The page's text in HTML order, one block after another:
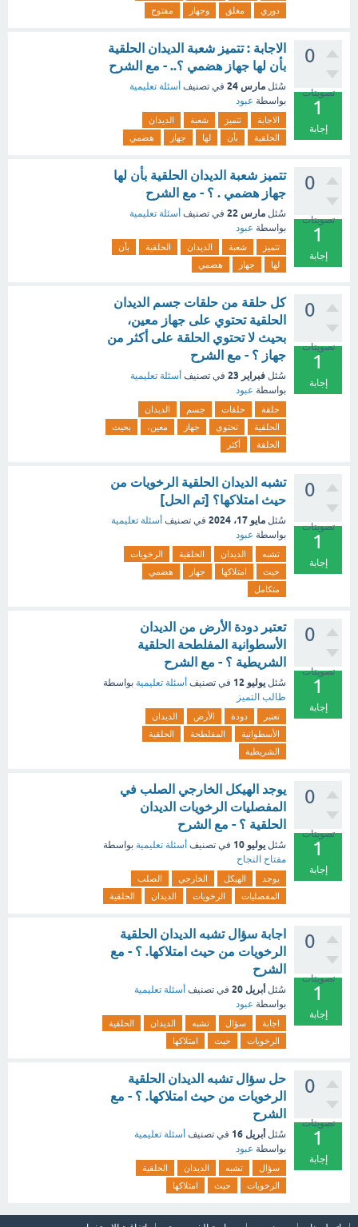
دوري
مغلق وجهاز مفتوح
0
تصويتات
1
إجابة
الاجابة : تتميز شعبة الديدان الحلقية
بأن لها جهاز هضمي ؟.. - مع الشرح
سُئل مارس 24 في تصنيف أسئلة تعليمية
بواسطة عبود
الاجابة تتميز شعبة
الديدان
الحلقية
بأن لها جهاز هضمي
0
تصويتات
1
إجابة
تتميز شعبة الديدان الحلقية بأن لها
جهاز هضمي . ؟ - مع الشرح
سُئل مارس 22 في تصنيف أسئلة تعليمية
بواسطة عبود
تتميز شعبة الديدان الحلقية
بأن
لها
جهاز هضمي
0
تصويتات
1
إجابة
كل حلقة من حلقات جسم الديدان
الحلقية تحتوي على جهاز معين،
بحيث لا تحتوي الحلقة على أكثر من
جهاز ؟ - مع الشرح
سُئل فبراير 23 في تصنيف أسئلة تعليمية
بواسطة عبود
حلقة حلقات جسم
الديدان
الحلقية
تحتوي جهاز معين،
بحيث
الحلقة
أكثر
0
تصويتات
1
إجابة
تشبه الديدان الحلقية الرخويات من
حيث امتلاكها؟ [تم الحل]
سُئل مايو 17، 2024 في تصنيف أسئلة تعليمية
بواسطة عبود
تشبه الديدان الحلقية
الرخويات
حيث
امتلاكها جهاز
هضمي
متكامل
0
تصويتات
1
إجابة
تعتبر دودة الأرض من الديدان
الأسطوانية المفلطحة الحلقية
الشريطية ؟ - مع الشرح
سُئل يوليو 12 في تصنيف أسئلة تعليمية بواسطة
طالب التميز
تعتبر دودة الأرض
الديدان
الأسطوانية
المفلطحة
الحلقية
الشريطية
0
تصويتات
1
إجابة
يوجد الهيكل الخارجي الصلب في
المفصليات الرخويات الديدان
الحلقية ؟ - مع الشرح
سُئل يوليو 10 في تصنيف أسئلة تعليمية بواسطة
مفتاح النجاح
يوجد الهيكل الخارجي
الصلب
المفصليات
الرخويات الديدان الحلقية
0
تصويتات
1
إجابة
اجابة سؤال تشبه الديدان الحلقية
الرخويات من حيث امتلاكها. ؟ - مع
الشرح
سُئل أبريل 20 في تصنيف أسئلة تعليمية
بواسطة عبود
اجابة سؤال تشبه الديدان
الحلقية
الرخويات
حيث امتلاكها
0
تصويتات
1
إجابة
حل سؤال تشبه الديدان الحلقية
الرخويات من حيث امتلاكها. ؟ - مع
الشرح
سُئل أبريل 16 في تصنيف أسئلة تعليمية
بواسطة عبود
سؤال تشبه الديدان
الحلقية
الرخويات
حيث امتلاكها